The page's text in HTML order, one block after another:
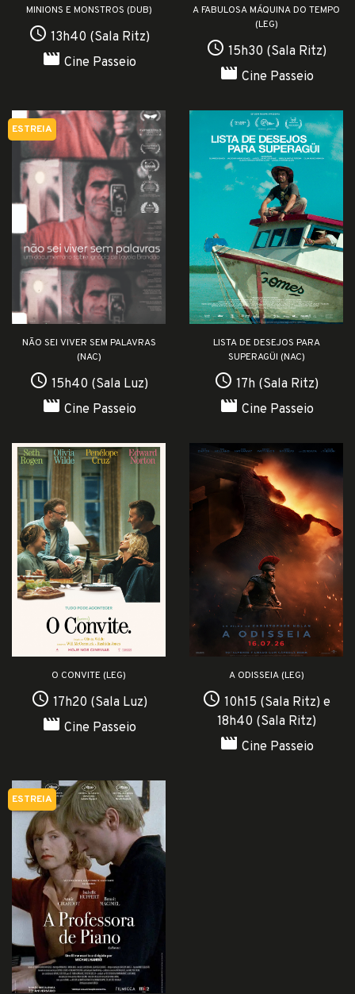
MINIONS E MONSTROS (DUB)
access_time 13h40 (Sala Ritz)
movie Cine Passeio
A FABULOSA MÁQUINA DO TEMPO
(LEG)
access_time 15h30 (Sala Ritz)
movie Cine Passeio
ESTREIA
NÃO SEI VIVER SEM PALAVRAS
(NAC)
access_time 15h40 (Sala Luz)
movie Cine Passeio
LISTA DE DESEJOS PARA
SUPERAGÜI (NAC)
access_time 17h (Sala Ritz)
movie Cine Passeio
O CONVITE (LEG)
access_time 17h20 (Sala Luz)
movie Cine Passeio
A ODISSEIA (LEG)
access_time 10h15 (Sala Ritz) e
18h40 (Sala Ritz)
movie Cine Passeio
ESTREIA